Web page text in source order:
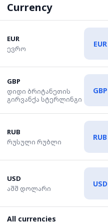
Currency
EUR
ევრო
EUR
GBP
დიდი ბრიტანეთის
გირვანქა სტერლინგი
GBP
RUB
რუსული რუბლი
RUB
USD
აშშ დოლარი
USD
All currencies